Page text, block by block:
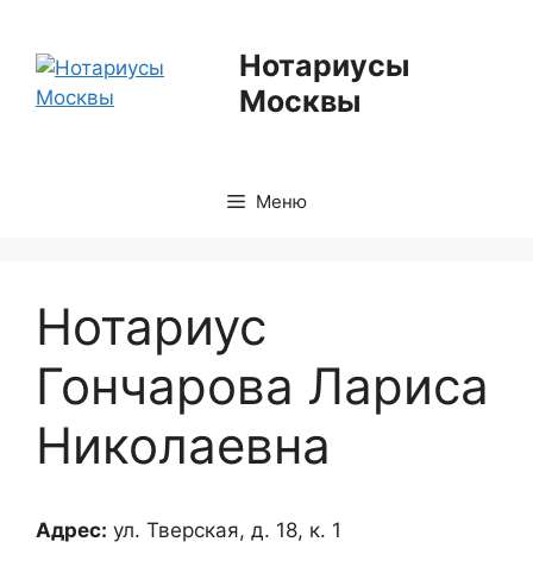
содержимому
Нотариусы
Москвы
Меню
Нотариус
Гончарова Лариса
Николаевна
Адрес: ул. Тверская, д. 18, к. 1